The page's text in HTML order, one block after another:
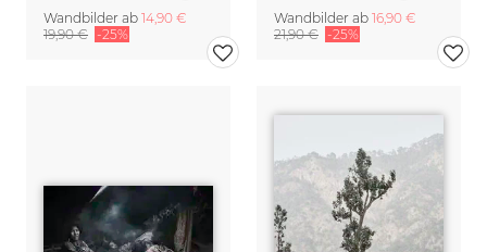
Wandbilder ab 14,90 €
19,90 € -25%
Wandbilder ab 16,90 €
21,90 € -25%